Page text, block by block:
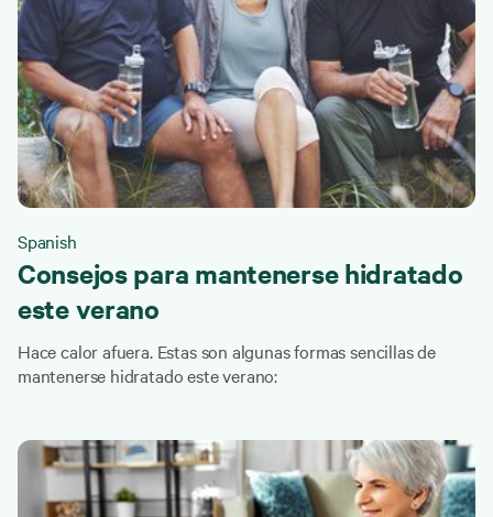
Spanish
Consejos para mantenerse hidratado
este verano
Hace calor afuera. Estas son algunas formas sencillas de
mantenerse hidratado este verano: